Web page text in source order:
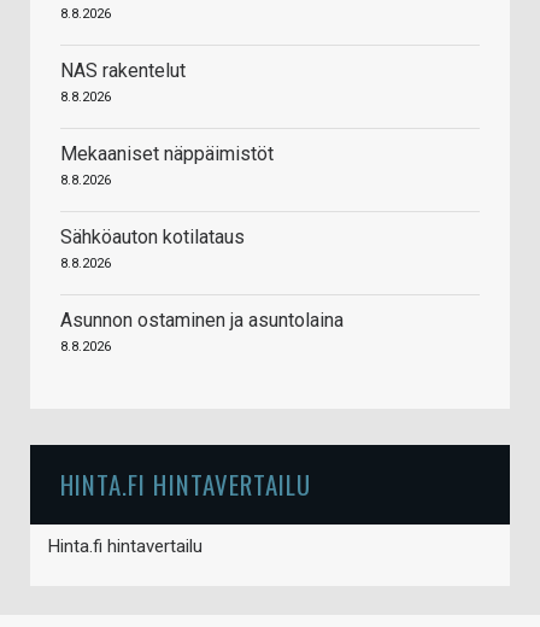
8.8.2026
NAS rakentelut
8.8.2026
Mekaaniset näppäimistöt
8.8.2026
Sähköauton kotilataus
8.8.2026
Asunnon ostaminen ja asuntolaina
8.8.2026
HINTA.FI HINTAVERTAILU
Hinta.fi hintavertailu